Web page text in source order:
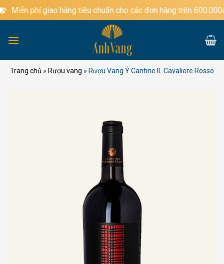
Bỏ
qua
dung
phí giao hàng tiêu chuẩn cho các đơn hàng trên 600.000đ
Trang chủ » Rượu vang » Rượu Vang Ý Cantine IL Cavaliere Rosso